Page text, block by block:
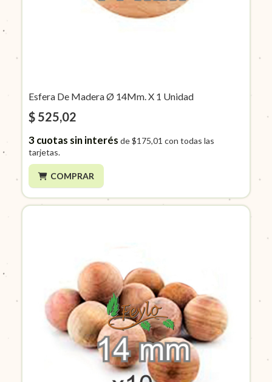
Esfera De Madera Ø 14Mm. X 1 Unidad
$ 525,02
3cuotas sin interés de$175,01 con todas las
tarjetas.
COMPRAR